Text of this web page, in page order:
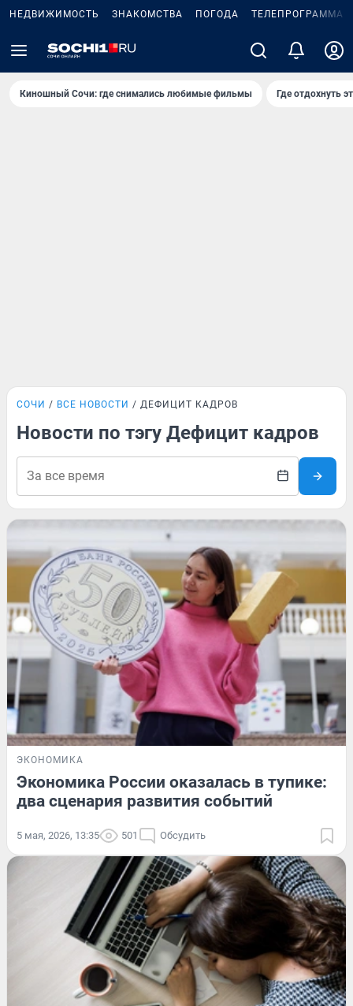
НЕДВИЖИМОСТЬ ЗНАКОМСТВА ПОГОДА ТЕЛЕПРОГРАММА
Киношный Сочи: где снимались любимые фильмы Где отдохнуть
СОЧИ ВСЕ НОВОСТИ ДЕФИЦИТ КАДРОВ
Новости по тэгу Дефицит кадров
ЭКОНОМИКА
Экономика России оказалась в тупике:
два сценария развития событий
5 мая, 2026, 13:35 501 Обсудить